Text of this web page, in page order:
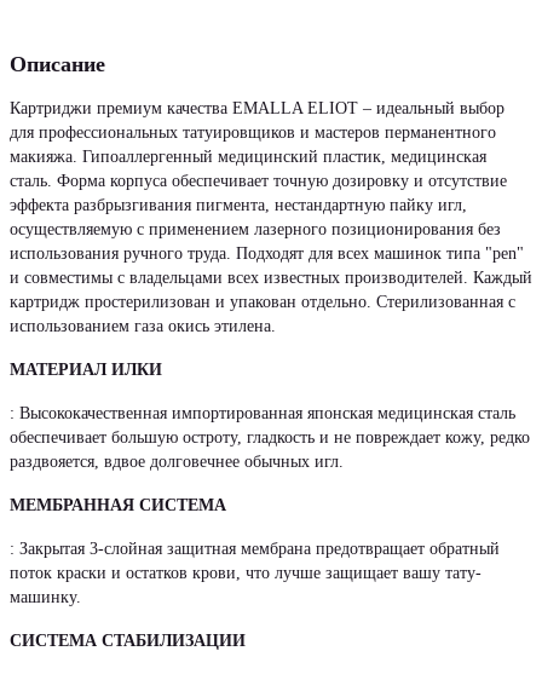
Описание
Картриджи премиум качества EMALLA ELIOT – идеальный выбор
для профессиональных татуировщиков и мастеров перманентного
макияжа. Гипоаллергенный медицинский пластик, медицинская
сталь. Форма корпуса обеспечивает точную дозировку и отсутствие
эффекта разбрызгивания пигмента, нестандартную пайку игл,
осуществляемую с применением лазерного позиционирования без
использования ручного труда. Подходят для всех машинок типа "pen"
и совместимы с владельцами всех известных производителей. Каждый
картридж простерилизован и упакован отдельно. Стерилизованная с
использованием газа окись этилена.
МАТЕРИАЛ ИЛКИ
: Высококачественная импортированная японская медицинская сталь
обеспечивает большую остроту, гладкость и не повреждает кожу, редко
раздвояется, вдвое долговечнее обычных игл.
МЕМБРАННАЯ СИСТЕМА
: Закрытая 3-слойная защитная мембрана предотвращает обратный
поток краски и остатков крови, что лучше защищает вашу тату-
машинку.
СИСТЕМА СТАБИЛИЗАЦИИ